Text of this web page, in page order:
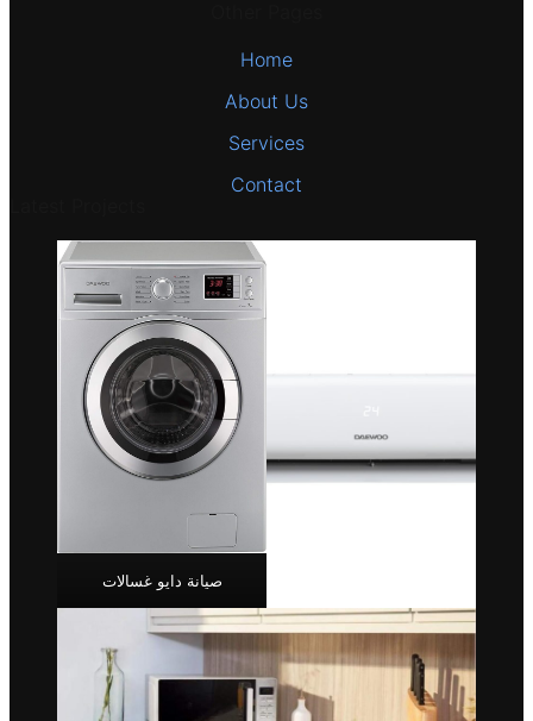
Home
About Us
Services
Contact
صيانة دايو غسالات